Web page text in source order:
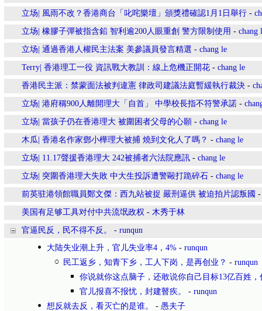
立场| 風雨不改？香港商台「叱咤樂壇」頒獎禮確認1月1日舉行 -
立场| 橡膠子彈被指含鉛 智利逾200人眼重創 警方限制使用 - chang
立场| 通過香港人權民主法案 美參議員發言精選 - chang le
Terry| 香港理工一役 資訊戰大教訓：線上危機正開花 - chang le
香港民主派：禁蒙面法被判違憲 律政司建議法庭暫緩執行裁決 -
立场| 港府稱900人離開理大「自首」 中學校長指不符警承諾 -
立场| 當孩子仍在香港理大 被圍困者父母的心願 - chang le
木瓜| 香港名作家鄧小樺理大被捕 燒到文化人了嗎？ - chang le
立场| 11.17聲援香港理大 242被捕者六法院應訊 - chang le
立场| 突圍香港理大失敗 中大生投訴遭警毆打跪碎石 - chang le
前英驻港領館職員鄭文傑：西九站被捉 嚴刑逼供 被迫拍片認叛國
美国有足够工具对付中共流氓政权 - 木秀于林
官逼民反，民不得不反。 - runqun
大陆失业潮上升，官儿失业率4，4% - runqun
民工返乡，知青下乡，工人下岗，是再创业？ - runqun
你说就你这点脑子，还敢说你自己目标13亿百姓
官儿报喜不报忧，封建瞽疾。
- runqun
想反就去反，看灭亡的是谁。
- 愚夫子